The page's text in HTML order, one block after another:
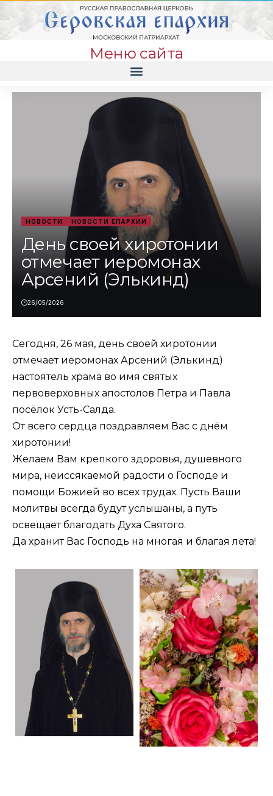
Меню сайта
НОВОСТИ НОВОСТИ ЕПАРХИИ
День своей хиротонии
отмечает иеромонах
Арсений (Элькинд)
26/05/2026
Сегодня, 26 мая, день своей хиротонии
отмечает иеромонах Арсений (Элькинд)
настоятель храма во имя святых
первоверховных апостолов Петра и Павла
посёлок Усть-Салда.
От всего сердца поздравляем Вас с днём
хиротонии!
Желаем Вам крепкого здоровья, душевного
мира, неиссякаемой радости о Господе и
помощи Божией во всех трудах. Пусть Ваши
молитвы всегда будут услышаны, а путь
освещает благодать Духа Святого.
Да хранит Вас Господь на многая и благая лета!